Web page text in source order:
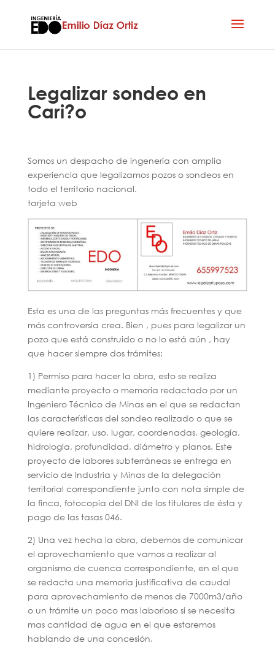
Legalizar sondeo en
Cari?o
Somos un despacho de ingenería con amplia
experiencia que legalizamos pozos o sondeos en
todo el territorio nacional.
tarjeta web
Esta es una de las preguntas más frecuentes y que
más controversia crea. Bien , pues para legalizar un
pozo que está construido o no lo está aún , hay
que hacer siempre dos trámites:
1) Permiso para hacer la obra, esto se realiza
mediante proyecto o memoria redactado por un
Ingeniero Técnico de Minas en el que se redactan
las características del sondeo realizado o que se
quiere realizar, uso, lugar, coordenadas, geología,
hidrologia, profundidad, diámetro y planos. Este
proyecto de labores subterráneas se entrega en
servicio de Industria y Minas de la delegación
territorial correspondiente junto con nota simple de
la finca, fotocopia del DNI de los titulares de ésta y
pago de las tasas 046.
2) Una vez hecha la obra, debemos de comunicar
el aprovechamiento que vamos a realizar al
organismo de cuenca correspondiente, en el que
se redacta una memoria justificativa de caudal
para aprovechamiento de menos de 7000m3/año
o un trámite un poco mas laborioso si se necesita
mas cantidad de agua en el que estaremos
hablando de una concesión.